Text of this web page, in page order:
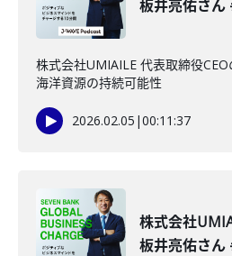
板井亮佑さん
株式会社UMIAILE 代表取締役CEO
海洋資源の持続可能性
2026.02.05 |00:11:37
株式会社
板井亮佑さん